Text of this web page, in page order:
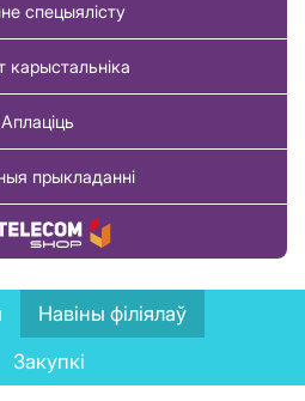
спецыялісту
карыстальніка
Аплаціць
прыкладанні
тавар
Навіны філіялаў
Закупкі